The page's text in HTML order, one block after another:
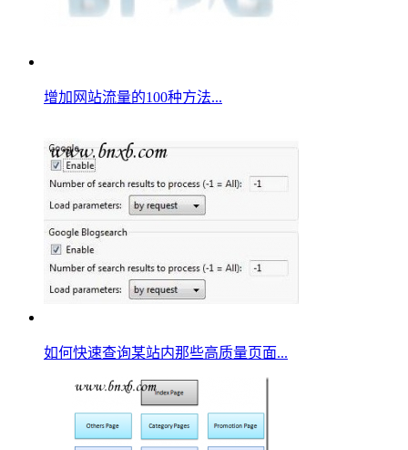
增加网站流量的100种方法...
如何快速查询某站内那些高质量页面...